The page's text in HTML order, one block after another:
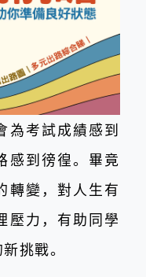
為考試成績感到
感到徬徨。畢竟
轉變，對人生有
壓力，有助同學
挑戰。